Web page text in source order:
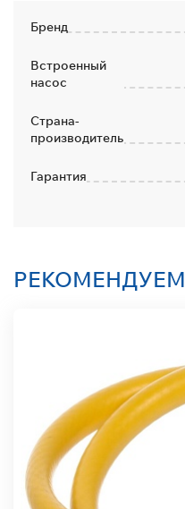
Бренд
Встроенный
насос
Страна-
производитель
Гарантия
РЕКОМЕНДУЕМ